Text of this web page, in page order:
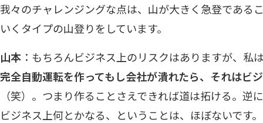
我々のチャレンジングな点は、山が大きく急登である
いくタイプの山登りをしています。
山本 ：もちろんビジネス上のリスクはありますが、私
完全自動運転を作ってもし会社が潰れたら、それはビ
（笑）。つまり作ることさえできれば道は拓ける。逆
ビジネス上何とかなる、ということは、ほぼないです。